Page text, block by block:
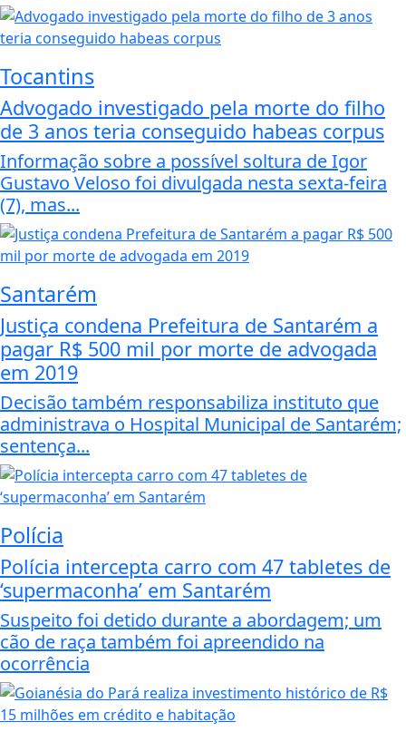
Tocantins
Advogado investigado pela morte do filho
de 3 anos teria conseguido habeas corpus
Informação sobre a possível soltura de Igor
Gustavo Veloso foi divulgada nesta sexta-feira
(7), mas...
Santarém
Justiça condena Prefeitura de Santarém a
pagar R$ 500 mil por morte de advogada
em 2019
Decisão também responsabiliza instituto que
administrava o Hospital Municipal de Santarém;
sentença...
Polícia
Polícia intercepta carro com 47 tabletes de
‘supermaconha’ em Santarém
Suspeito foi detido durante a abordagem; um
cão de raça também foi apreendido na
ocorrência